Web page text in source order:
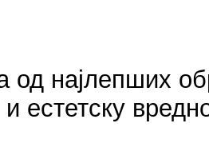
од најлепших
и естетску